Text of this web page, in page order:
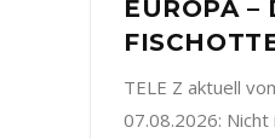
EUROPA –
TELE Z aktuell
07.08.2026: Nicht